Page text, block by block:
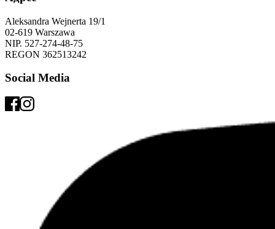
Aleksandra Wejnerta 19/1
02-619 Warszawa
NIP. 527-274-48-75
REGON 362513242
Social Media